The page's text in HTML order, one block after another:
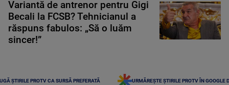
Variantă de antrenor pentru Gigi
Becali la FCSB? Tehnicianul a
răspuns fabulos: „Să o luăm
sincer!”
ȘTIRILE PROTV CA SURSĂ PREFERATĂ URMĂREȘTE ȘTIRILE PROTV ÎN GOOGLE